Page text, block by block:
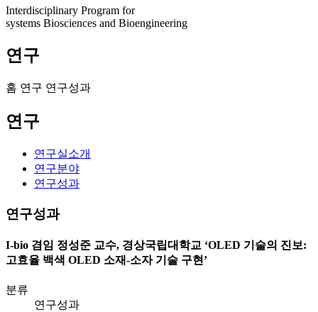
Interdisciplinary Program for
systems Biosciences and Bioengineering
연구
홈 연구 연구성과
연구
연구실소개
연구분야
연구성과
연구성과
I-bio 겸임 정성준 교수, 경상국립대학교 ‘OLED 기술의 진보:
고효율 백색 OLED 소재-소자 기술 구현’
분류
연구성과